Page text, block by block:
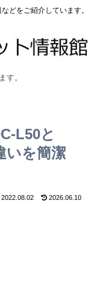
どをご紹介しています。
す。
L50と
いを簡潔
2022.08.02 2026.06.10